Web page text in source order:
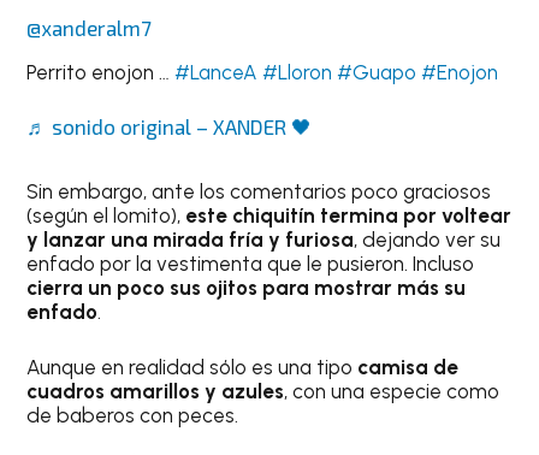
@xanderalm7
Perrito enojon …#LanceA #Lloron #Guapo #Enojon
♬ sonido original – XANDER 🖤
Sin embargo, ante los comentarios poco graciosos
(según el lomito), este chiquitín termina por voltear
y lanzar una mirada fría y furiosa, dejando ver su
enfado por la vestimenta que le pusieron. Incluso
cierra un poco sus ojitos para mostrar más su
enfado.
Aunque en realidad sólo es una tipo camisa de
cuadros amarillos y azules, con una especie como
de baberos con peces.